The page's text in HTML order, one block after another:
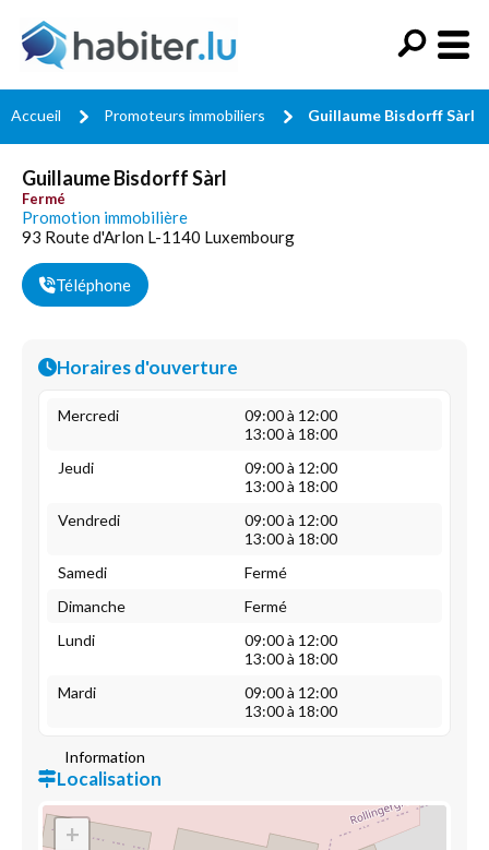
Accueil Promoteurs immobiliers Guillaume Bisdorff Sàrl
Guillaume Bisdorff Sàrl
Fermé
Promotion immobilière
93 Route d'Arlon L-1140 Luxembourg
Téléphone
Horaires d'ouverture
Mercredi
09:00 à 12:00
13:00 à 18:00
Jeudi
09:00 à 12:00
13:00 à 18:00
Vendredi
09:00 à 12:00
13:00 à 18:00
Samedi
Fermé
Dimanche
Fermé
Lundi
09:00 à 12:00
13:00 à 18:00
Mardi
09:00 à 12:00
13:00 à 18:00
Information
Localisation
+